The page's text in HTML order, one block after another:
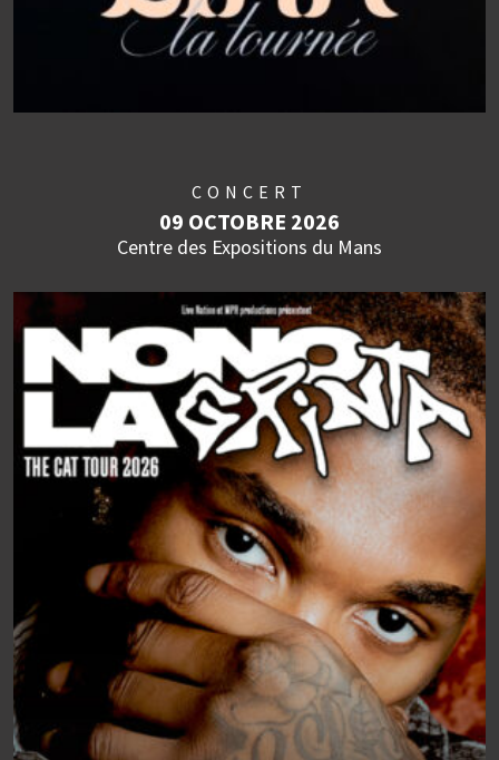
CONCERT
09 OCTOBRE 2026
Centre des Expositions du Mans